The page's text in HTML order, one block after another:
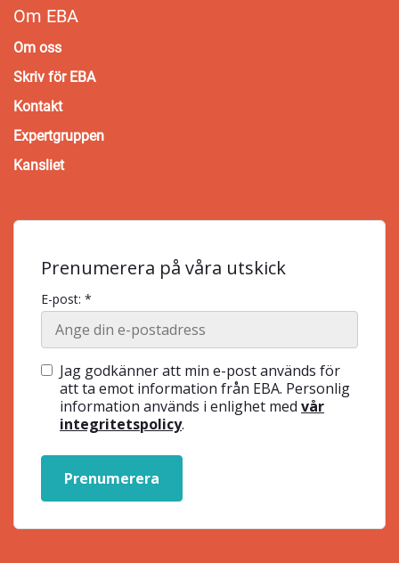
Om EBA
Om oss
Skriv för EBA
Kontakt
Expertgruppen
Kansliet
Prenumerera på våra utskick
E-post: *
Jag godkänner att min e-post används för
att ta emot information från EBA. Personlig
information används i enlighet med vår
integritetspolicy.
Prenumerera